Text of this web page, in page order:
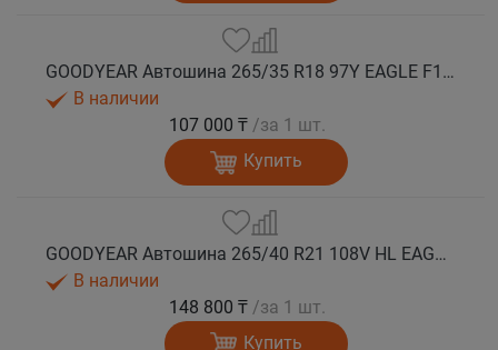
GOODYEAR Автошина 265/35 R18 97Y EAGLE F1 ASYMMETRIC 6 XL FP лето
В наличии
107 000 ₸ /за 1 шт.
Купить
GOODYEAR Автошина 265/40 R21 108V HL EAGLE F1 ASYMMETRIC 6 XL FP EV-Ready лето
В наличии
148 800 ₸ /за 1 шт.
Купить